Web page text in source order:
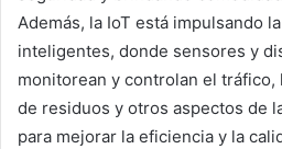
Además, la IoT está impulsando
inteligentes, donde sensores y
monitorean y controlan el tráfico,
de residuos y otros aspectos de
para mejorar la eficiencia y la